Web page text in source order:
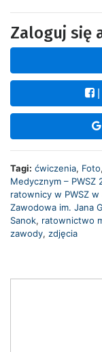
Zaloguj się
Tagi: ćwiczenia, Foto,
Medycznym – PWSZ
ratownicy w PWSZ w
Zawodowa im. Jana
Sanok, ratownictwo
zawody, zdjęcia